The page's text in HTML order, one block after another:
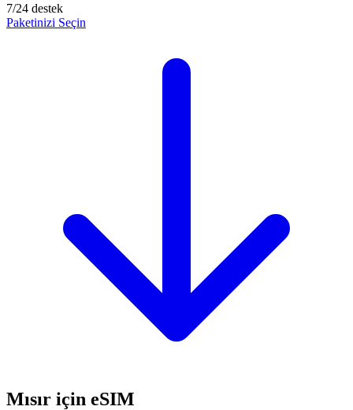
7/24 destek
Paketinizi Seçin
Mısır için eSIM